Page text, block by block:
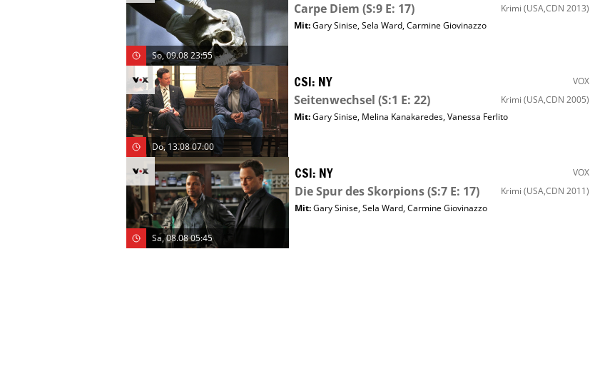
So, 09.08 23:55
Carpe Diem (S:9 E: 17) Krimi (USA,CDN 2013)
Mit:Gary Sinise,Sela Ward,Carmine Giovinazzo
Do, 13.08 07:00
CSI: NY VOX
Seitenwechsel (S:1 E: 22) Krimi (USA,CDN 2005)
Mit:Gary Sinise, Melina Kanakaredes,Vanessa Ferlito
Sa, 08.08 05:45
CSI: NY VOX
Die Spur des Skorpions(S:7 E: 17) Krimi (USA,CDN 2011)
Mit:Gary Sinise,Sela Ward,Carmine Giovinazzo